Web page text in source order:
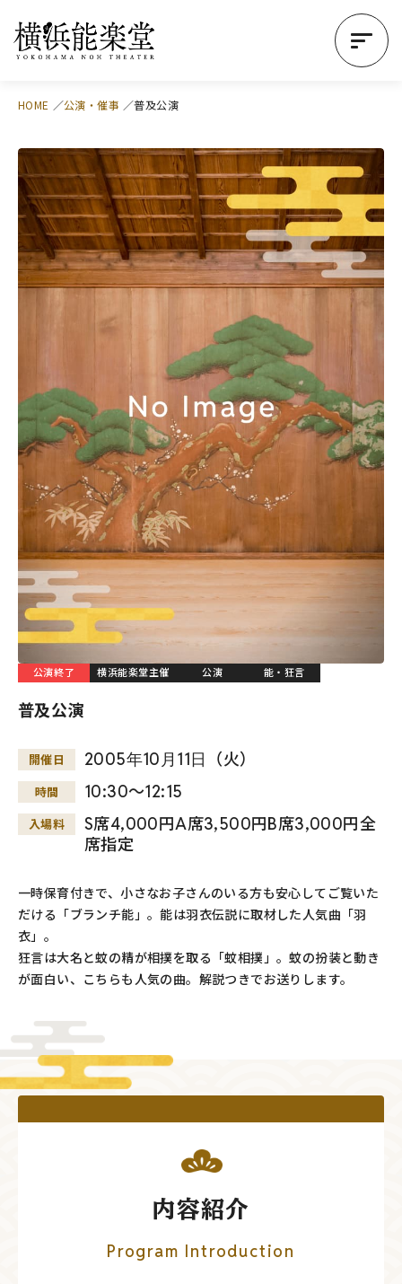
HOME 公演・催事 普及公演
公演終了 横浜能楽堂主催 公演 能・狂言
普及公演
開催日 2005年10 月 11日 （火）
時間 10:30～12:15
入場料
S席4,000円A席3,500円B席3,000円全
席指定
一時保育付きで、小さなお子さんのいる方も安心してご覧いた
だける「ブランチ能」。能は羽衣伝説に取材した人気曲「羽
衣」。
狂言は大名と蚊の精が相撲を取る「蚊相撲」。蚊の扮装と動き
が面白い、こちらも人気の曲。解説つきでお送りします。
内容紹介
Program Introduction